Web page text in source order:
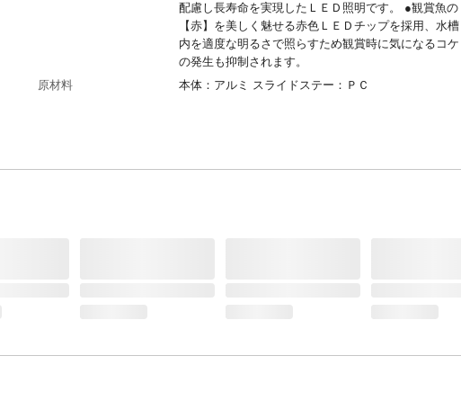
配慮し長寿命を実現したＬＥＤ照明です。 ●観賞魚の
【赤】を美しく魅せる赤色ＬＥＤチップを採用、水槽
内を適度な明るさで照らすため観賞時に気になるコケ
の発生も抑制されます。
原材料
本体：アルミ スライドステー：ＰＣ